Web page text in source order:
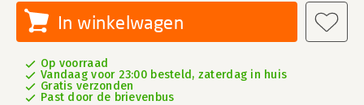
In winkelwagen
Op voorraad
Vandaag voor 23:00 besteld, zaterdag in huis
Gratis verzonden
Past door de brievenbus